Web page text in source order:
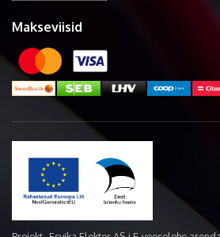
Makseviisid